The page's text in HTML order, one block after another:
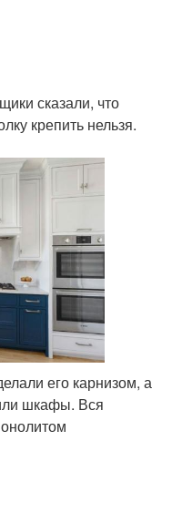
сказали, что
крепить нельзя.
его карнизом, а
шкафы. Вся